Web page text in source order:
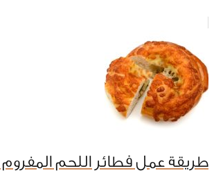
طريقة عمل فطائر اللحم المفروم